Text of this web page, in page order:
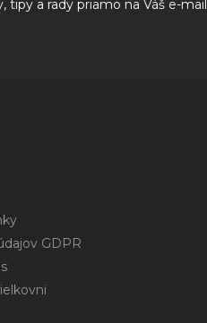
tipy a rady priamo na Váš e-mail
GDPR